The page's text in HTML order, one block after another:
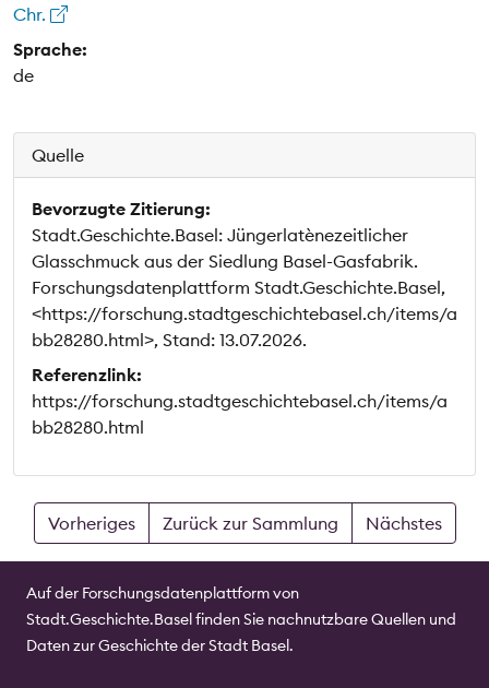
Chr.
Sprache:
de
Quelle
Bevorzugte Zitierung:
Stadt.Geschichte.Basel: Jüngerlatènezeitlicher
Glasschmuck aus der Siedlung Basel-Gasfabrik.
Forschungsdatenplattform Stadt.Geschichte.Basel,
<https://forschung.stadtgeschichtebasel.ch/items/a
bb28280.html>, Stand: 13.07.2026.
Referenzlink:
https://forschung.stadtgeschichtebasel.ch/items/a
bb28280.html
Vorheriges Zurück zur Sammlung Nächstes
Auf der Forschungsdatenplattform von
Stadt.Geschichte.Basel finden Sie nachnutzbare Quellen und
Daten zur Geschichte der Stadt Basel.